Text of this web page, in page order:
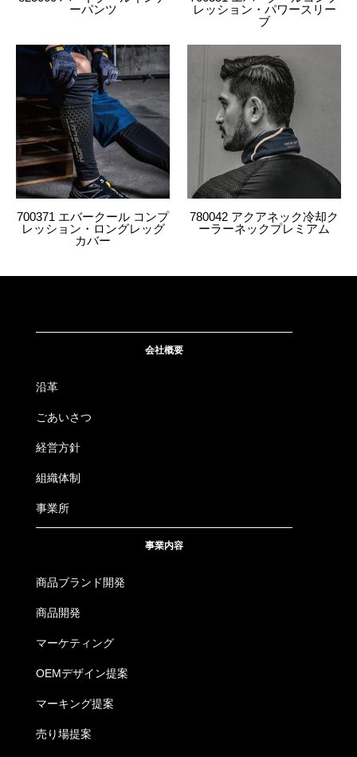
ーパンツ
レッション・パワースリー
ブ
700371 エバークール コンプ
レッション・ロングレッグ
カバー
780042 アクアネック冷却ク
ーラーネックプレミアム
会社概要
沿革
ごあいさつ
経営方針
組織体制
事業所
事業内容
商品ブランド開発
商品開発
マーケティング
OEMデザイン提案
マーキング提案
売り場提案